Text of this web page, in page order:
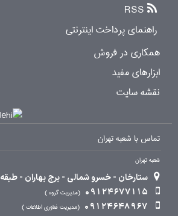
RSS
راهنمای پرداخت اینترنتی
همکاری در فروش
ابزارهای مفید
نقشه سایت
تماس با شعبه تهران
شعبه تهران
ستارخان - خسرو شمالی - برج بهاران - طبقه 7 واحد 2
09124677115
مدیریت گروه
09124648967 مدیریت فناوری اطلاعات